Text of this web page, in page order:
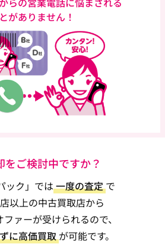
がありません！
をご検討中ですか？
ック」では 一度の査定 で
以上の中古買取店から
ァーが受けられるので、
に高価買取 が可能です。